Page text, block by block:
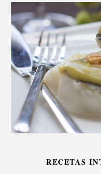
RECETAS